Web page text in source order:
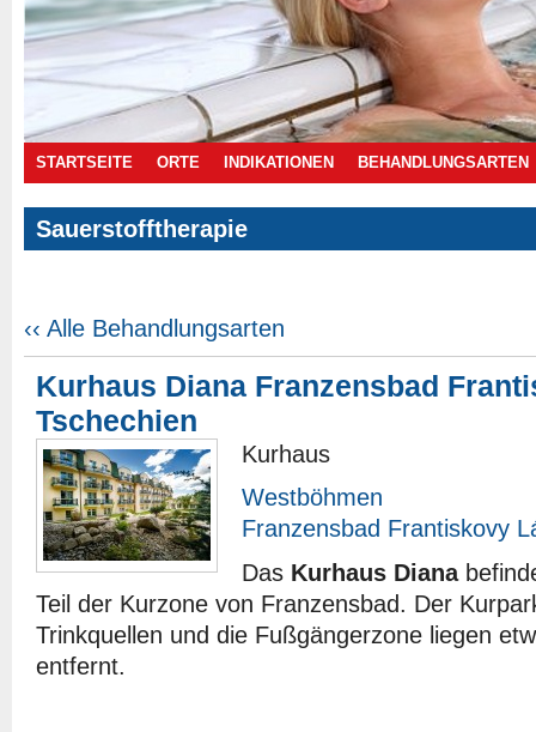
STARTSEITE ORTE INDIKATIONEN BEHANDLUNGSARTEN
Sauerstofftherapie
‹‹ Alle Behandlungsarten
Kurhaus Diana Franzensbad
Tschechien
Kurhaus
Westböhmen
Franzensbad Frantiskovy
Das Kurhaus Diana
Teil der Kurzone von Franzensbad. Der
Trinkquellen und die Fußgängerzone liegen
entfernt.